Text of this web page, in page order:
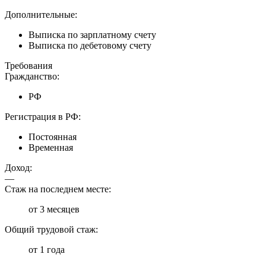
Дополнительные:
Выписка по зарплатному счету
Выписка по дебетовому счету
Требования
Гражданство:
РФ
Регистрация в РФ:
Постоянная
Временная
Доход:
—
Стаж на последнем месте:
от 3 месяцев
Общий трудовой стаж:
от 1 года